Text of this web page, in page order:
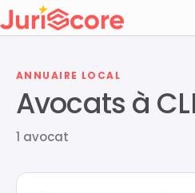
ANNUAIRE LOCAL
Avocats à
1 avocat